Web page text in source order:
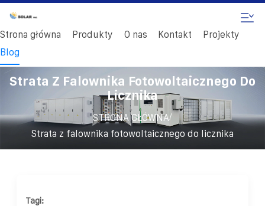
Strona główna Produkty O nas Kontakt
Projekty
Blog
Strata Z Falownika Fotowoltaicznego Do
Licznika
STRONA GŁÓWNA/
Strata z falownika fotowoltaicznego do licznika
Tagi: